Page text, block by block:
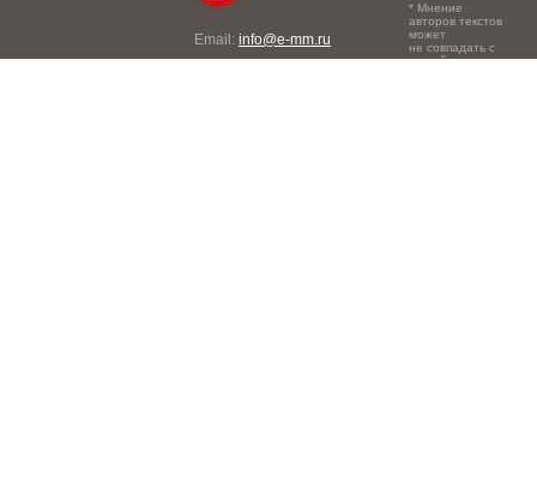
Email: info@e-mm.ru
* Мнение
авторов текстов
может
не совпадать с
точкой зрения